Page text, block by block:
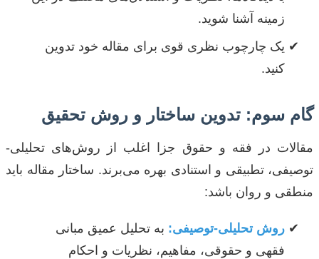
زمینه آشنا شوید.
یک چارچوب نظری قوی برای مقاله خود تدوین
کنید.
گام سوم: تدوین ساختار و روش تحقیق
مقالات در فقه و حقوق جزا اغلب از روش‌های تحلیلی-
توصیفی، تطبیقی و استنادی بهره می‌برند. ساختار مقاله باید
منطقی و روان باشد:
روش تحلیلی-توصیفی: به تحلیل عمیق مبانی
فقهی و حقوقی، مفاهیم، نظریات و احکام